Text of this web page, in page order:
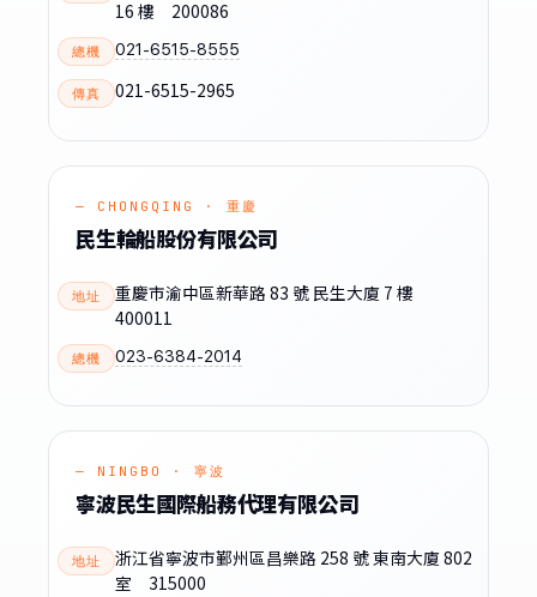
16 樓 200086
總機 021-6515-8555
傳真 021-6515-2965
— CHONGQING · 重慶
民生輪船股份有限公司
地址
重慶市渝中區新華路 83 號 民生大廈 7 樓
400011
總機 023-6384-2014
— NINGBO · 寧波
寧波民生國際船務代理有限公司
地址
浙江省寧波市鄞州區昌樂路 258 號 東南大廈 802
室 315000